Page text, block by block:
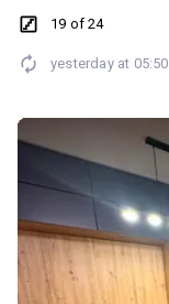
19 of 24
yesterday at 05:50